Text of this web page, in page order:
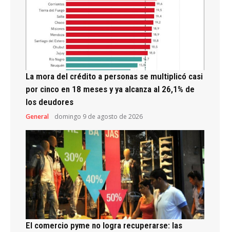
La mora del crédito a personas se multiplicó casi
por cinco en 18 meses y ya alcanza al 26,1% de
los deudores
General domingo 9 de agosto de 2026
El comercio pyme no logra recuperarse: las